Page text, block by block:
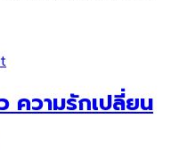
ความรักเปลี่ยน